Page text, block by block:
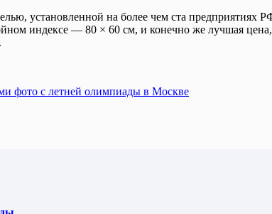
установленной на более чем ста предприятиях
индексе — 80 × 60 см, и конечно же лучшая
фото с летней олимпиады в Москве